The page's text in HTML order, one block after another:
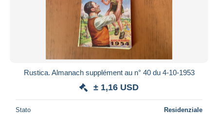
Rustica. Almanach supplément au n° 40 du 4-10-1953
± 1,16 USD
Stato Residenziale